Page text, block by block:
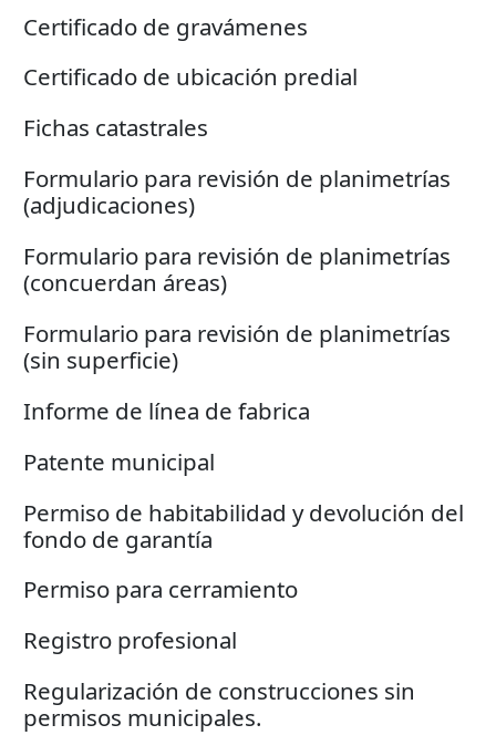
Certificado de gravámenes
Certificado de ubicación predial
Fichas catastrales
Formulario para revisión de planimetrías
(adjudicaciones)
Formulario para revisión de planimetrías
(concuerdan áreas)
Formulario para revisión de planimetrías
(sin superficie)
Informe de línea de fabrica
Patente municipal
Permiso de habitabilidad y devolución del
fondo de garantía
Permiso para cerramiento
Registro profesional
Regularización de construcciones sin
permisos municipales.